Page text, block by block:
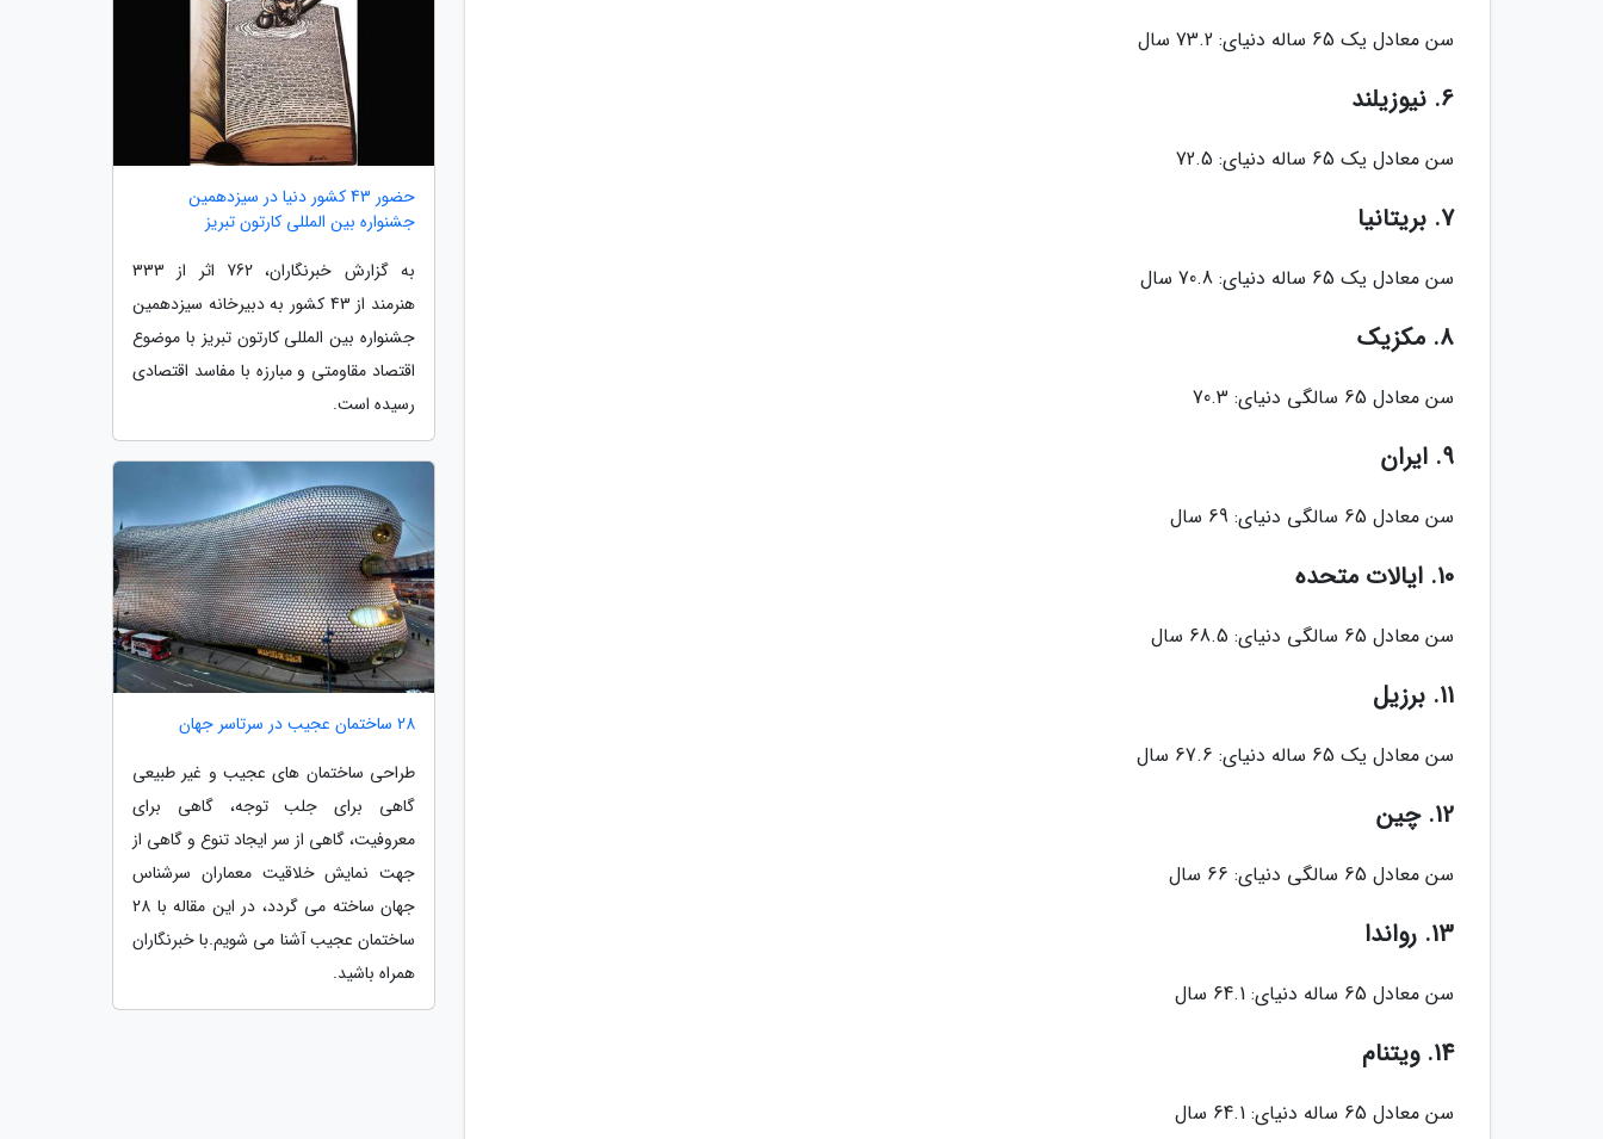
سن معادل یک 65 ساله دنیای: 73.2 سال
6. نیوزیلند
سن معادل یک 65 ساله دنیای: 72.5
7. بریتانیا
سن معادل یک 65 ساله دنیای: 70.8 سال
8. مکزیک
سن معادل 65 سالگی دنیای: 70.3
9. ایران
سن معادل 65 سالگی دنیای: 69 سال
10. ایالات متحده
سن معادل 65 سالگی دنیای: 68.5 سال
11. برزیل
سن معادل یک 65 ساله دنیای: 67.6 سال
12. چین
سن معادل 65 سالگی دنیای: 66 سال
13. رواندا
سن معادل 65 ساله دنیای: 64.1 سال
14. ویتنام
سن معادل 65 ساله دنیای: 64.1 سال
حضور 43 کشور دنیا در سیزدهمین
جشنواره بین المللی کارتون تبریز
به گزارش خبرنگاران، 762 اثر از 333
هنرمند از 43 کشور به دبیرخانه سیزدهمین
جشنواره بین المللی کارتون تبریز با موضوع
اقتصاد مقاومتی و مبارزه با مفاسد اقتصادی
رسیده است.
28 ساختمان عجیب در سرتاسر جهان
طراحی ساختمان های عجیب و غیر طبیعی
گاهی برای جلب توجه، گاهی برای
معروفیت، گاهی از سر ایجاد تنوع و گاهی از
جهت نمایش خلاقیت معماران سرشناس
جهان ساخته می گردد، در این مقاله با 28
ساختمان عجیب آشنا می شویم.با خبرنگاران
همراه باشید.